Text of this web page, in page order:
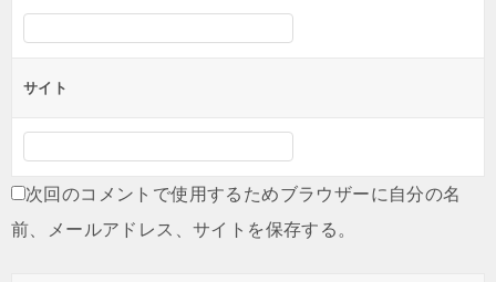
サイト
次回のコメントで使用するためブラウザーに自分の名
前、メールアドレス、サイトを保存する。